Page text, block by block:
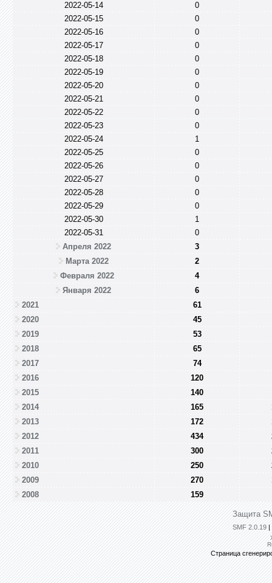
2022-05-14
0
2022-05-15
0
2022-05-16
0
2022-05-17
0
2022-05-18
0
2022-05-19
0
2022-05-20
0
2022-05-21
0
2022-05-22
0
2022-05-23
0
2022-05-24
1
2022-05-25
0
2022-05-26
0
2022-05-27
0
2022-05-28
0
2022-05-29
0
2022-05-30
1
2022-05-31
0
Апреля 2022
3
Марта 2022
2
Февраля 2022
4
Января 2022
6
2021
61
2020
45
2019
53
2018
65
2017
74
2016
120
2015
140
2014
165
2013
172
2012
434
2011
300
2010
250
2009
270
2008
159
Защита
SMF 2.0.19 |
Страница